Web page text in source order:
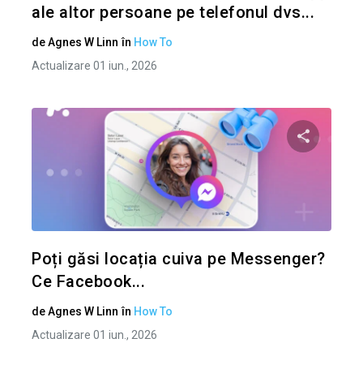
ale altor persoane pe telefonul dvs...
deAgnes W Linn în How To
Actualizare 01 iun., 2026
Poți găsi locația cuiva pe Messenger?
Ce Facebook...
deAgnes W Linn în How To
Actualizare 01 iun., 2026